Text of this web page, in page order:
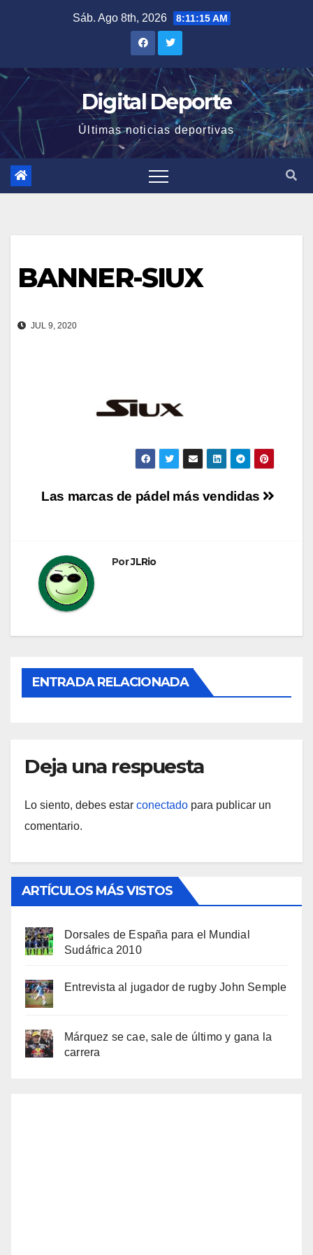
Sáb. Ago 8th, 2026 8:11:15 AM
Digital Deporte
Últimas noticias deportivas
BANNER-SIUX
JUL 9, 2020
Navegación
entradas
Las marcas de pádel más vendidas
PorJLRio
ENTRADA RELACIONADA
Deja una respuesta
Lo siento, debes estar conectado para publicar un
comentario.
ARTÍCULOS MÁS VISTOS
Dorsales de España para el Mundial
Sudáfrica 2010
Entrevista al jugador de rugby John Semple
Márquez se cae, sale de último y gana la
carrera